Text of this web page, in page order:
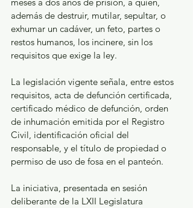
además de destruir, mutilar, sepultar, o
exhumar un cadáver, un feto, partes o
restos humanos, los incinere, sin los
requisitos que exige la ley.
La legislación vigente señala, entre estos
requisitos, acta de defunción certificada,
certificado médico de defunción, orden
de inhumación emitida por el Registro
Civil, identificación oficial del
responsable, y el título de propiedad o
permiso de uso de fosa en el panteón.
La iniciativa, presentada en sesión
deliberante de la LXII Legislatura